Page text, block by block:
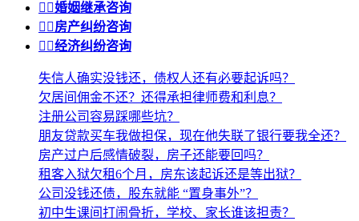
 婚姻继承咨询
 房产纠纷咨询
 经济纠纷咨询
失信人确实没钱还，债权人还有必要起诉吗？
欠居间佣金不还？还得承担律师费和利息？
注册公司容易踩哪些坑？
朋友贷款买车我做担保，现在他失联了银行要我全还？
房产过户后感情破裂，房子还能要回吗？
租客入狱欠租6个月，房东该起诉还是等出狱？
公司没钱还债，股东就能 “置身事外”？
初中生课间打闹骨折，学校、家长谁该担责？